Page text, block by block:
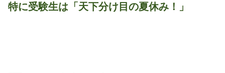
特に受験生は「天下分け目の夏休み！」